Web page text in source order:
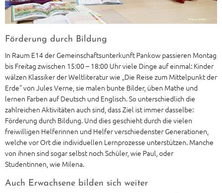
Förderung durch Bildung
In Raum E14 der Gemeinschaftsunterkunft Pankow passieren Montag
bis Freitag zwischen 15:00 – 18:00 Uhr viele Dinge auf einmal: Kinder
wälzen Klassiker der Weltliteratur wie „Die Reise zum Mittelpunkt der
Erde“ von Jules Verne, sie malen bunte Bilder, üben Mathe und
lernen Farben auf Deutsch und Englisch. So unterschiedlich die
zahlreichen Aktivitäten auch sind, dass Ziel ist immer dasselbe:
Förderung durch Bildung. Und dies geschieht durch die vielen
freiwilligen Helferinnen und Helfer verschiedenster Generationen,
welche vor Ort die individuellen Lernprozesse unterstützen. Manche
von ihnen sind sogar selbst noch Schüler, wie Paul, oder
Studentinnen, wie Milena.
Auch Erwachsene bilden sich weiter